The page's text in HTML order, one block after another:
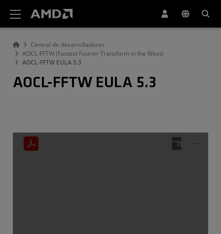
Central de desarrolladores
AOCL-FFTW (Fastest Fourier Transform in the West)
AOCL-FFTW EULA 5.3
AOCL-FFTW EULA 5.3